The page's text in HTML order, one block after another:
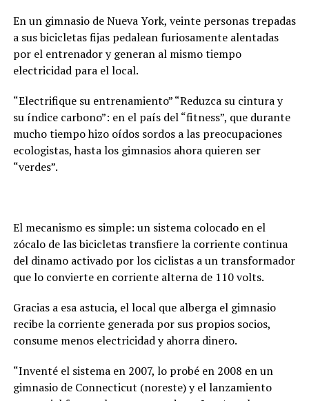
En un gimnasio de Nueva York, veinte personas trepadas
a sus bicicletas fijas pedalean furiosamente alentadas
por el entrenador y generan al mismo tiempo
electricidad para el local.
“Electrifique su entrenamiento” “Reduzca su cintura y
su índice carbono”: en el país del “fitness”, que durante
mucho tiempo hizo oídos sordos a las preocupaciones
ecologistas, hasta los gimnasios ahora quieren ser
“verdes”.
El mecanismo es simple: un sistema colocado en el
zócalo de las bicicletas transfiere la corriente continua
del dinamo activado por los ciclistas a un transformador
que lo convierte en corriente alterna de 110 volts.
Gracias a esa astucia, el local que alberga el gimnasio
recibe la corriente generada por sus propios socios,
consume menos electricidad y ahorra dinero.
“Inventé el sistema en 2007, lo probé en 2008 en un
gimnasio de Connecticut (noreste) y el lanzamiento